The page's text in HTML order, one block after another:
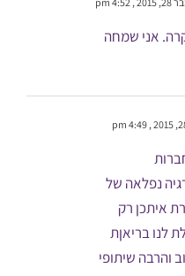
אני שמחה
נפלאה של
איתכן רק
לנו בריאןת
והרבה שיתופי